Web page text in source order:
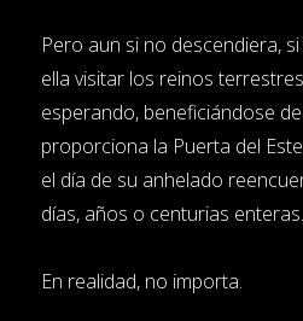
Pero aun si no descendiera,
ella visitar los reinos
esperando, beneficiándose
proporciona la Puerta del
el día de su anhelado
días, años o centurias
En realidad, no importa.